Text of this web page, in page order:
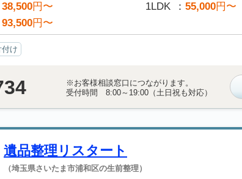
38,500円〜 1LDK 55,000円〜
93,500円〜
け
※お客様相談窓口につながります。
受付時間 8:00～19:00（土日祝も対応）
遺品整理リスタート
（埼玉県さいたま市浦和区の生前整理）